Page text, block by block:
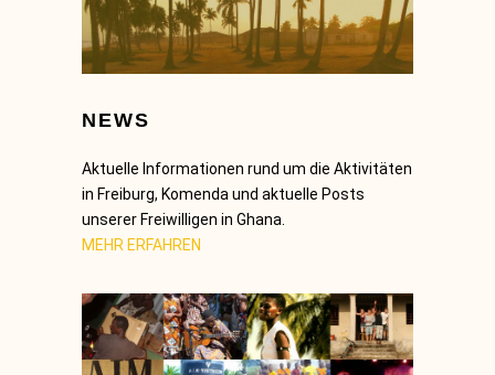
NEWS
Aktuelle Informationen rund um die Aktivitäten
in Freiburg, Komenda und aktuelle Posts
unserer Freiwilligen in Ghana.
MEHR ERFAHREN